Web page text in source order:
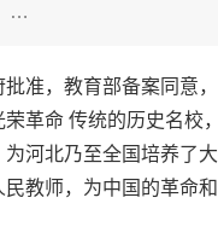
…
准，教育部备案同意
革命 传统的历史名校
河北乃至全国培养了
教师，为中国的革命